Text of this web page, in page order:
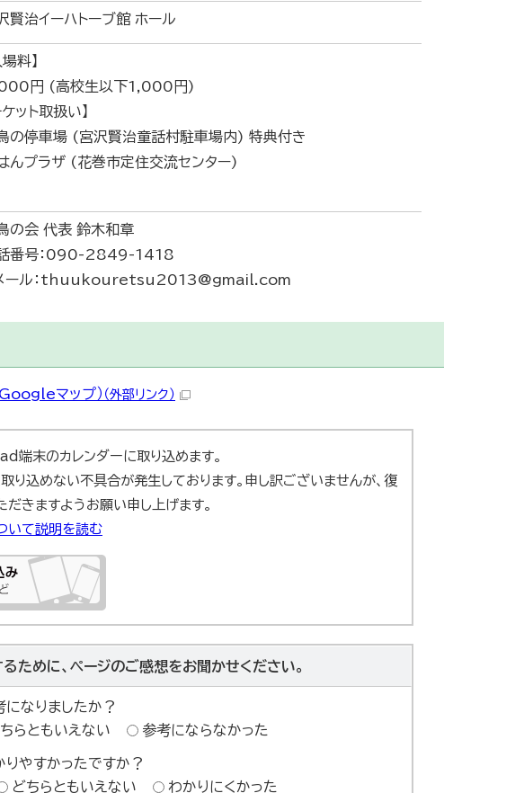
賢治イーハトーブ館 ホール
場料】
円 (高校生以下1,000円)
ケット取扱い】
の停車場 (宮沢賢治童話村駐車場内) 特典付き
んプラザ (花巻市定住交流センター)
の会 代表 鈴木和章
番号：090-2849-1418
ール：thuukouretsu2013@gmail.com
マップ） （外部リンク）
端末のカレンダーに取り込めます。
り込めない不具合が発生しております。申し訳ございませんが、復
だきますようお願い申し上げます。
いて説明を読む
ために、ページのご感想をお聞かせください。
なりましたか？
らともいえない 参考にならなかった
やすかったですか？
どちらともいえない わかりにくかった